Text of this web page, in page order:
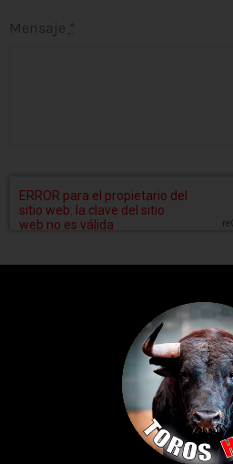
Mensaje *